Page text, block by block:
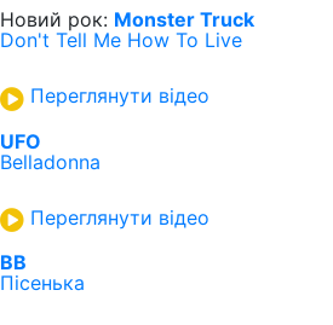
Новий рок: Monster Truck
Don't Tell Me How To Live
Переглянути відео
UFO
Belladonna
Переглянути відео
ВВ
Пісенька